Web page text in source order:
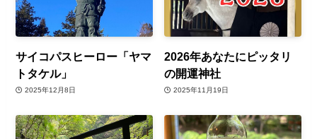
サイコパスヒーロー「ヤマ
トタケル」
2025年12月8日
2026年あなたにピッタリ
の開運神社
2025年11月19日